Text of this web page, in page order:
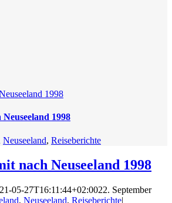
1998
1998
Neuseeland, Reiseberichte
nach Neuseeland 1998
05-27T16:11:44+02:0022. September
, Neuseeland, Reiseberichte|